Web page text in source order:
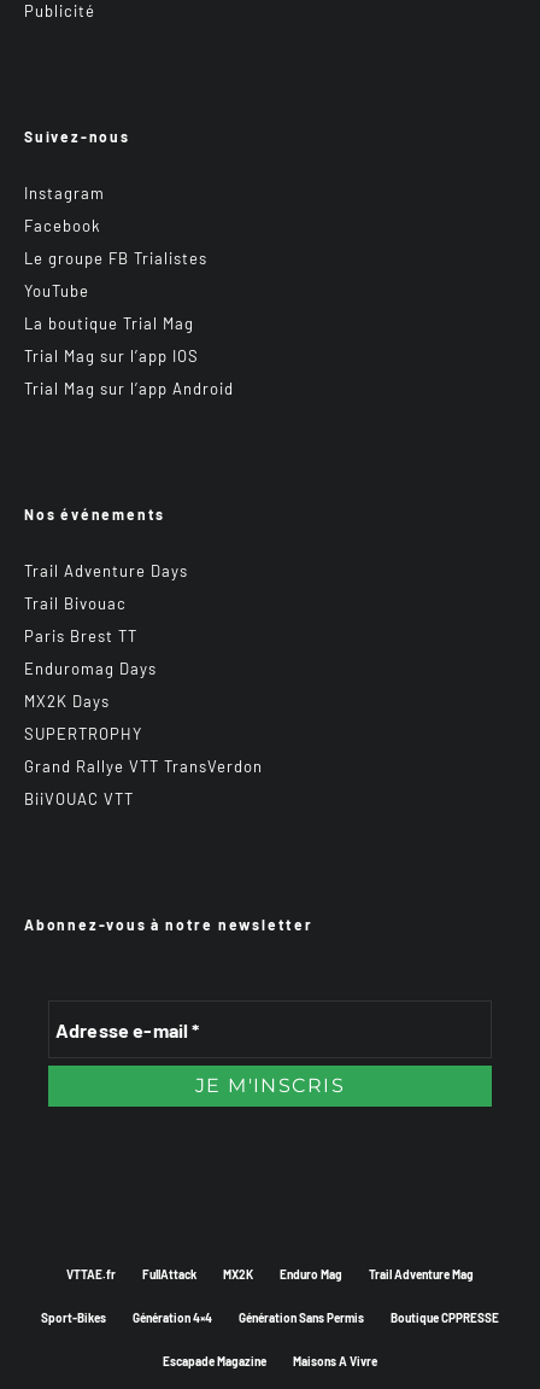
Publicité
Suivez-nous
Instagram
Facebook
Le groupe FB Trialistes
YouTube
La boutique Trial Mag
Trial Mag sur l’app IOS
Trial Mag sur l’app Android
Nos événements
Trail Adventure Days
Trail Bivouac
Paris Brest TT
Enduromag Days
MX2K Days
SUPERTROPHY
Grand Rallye VTT TransVerdon
BiiVOUAC VTT
Abonnez-vous à notre newsletter
VTTAE.fr FullAttack MX2K Enduro Mag Trail Adventure Mag
Sport-Bikes Génération 4×4 Génération Sans Permis Boutique CPPRESSE
Escapade Magazine Maisons A Vivre